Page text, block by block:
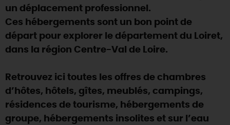
La Route desMétiers d'Art
TOUT L'ART DE VIVRE
Une saison de festivals 🎉
Rendez-vous de la nature en 2026
Des sorties en famille dans le Loiret !
Programme des animations "Loiret au fil de l'eau"
Où sortir ?
un déplacement professionnel.
Ces hébergements sont un bon point de
départ pour explorer le département du Loiret,
dans la région Centre-Val de Loire.
Retrouvez ici toutes les offres de chambres
d’hôtes, hôtels, gîtes, meublés, campings,
résidences de tourisme, hébergements de
groupe, hébergements insolites et sur l’eau